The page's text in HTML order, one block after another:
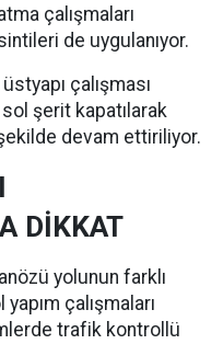
çalışmaları
de uygulanıyor.
çalışması
şerit kapatılarak
devam ettiriliyor.
DİKKAT
yolunun farklı
çalışmaları
trafik kontrollü